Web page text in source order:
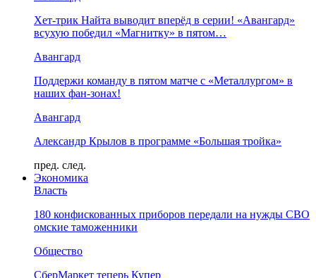
Хет-трик Найта выводит вперёд в серии! «Авангард»
всухую победил «Магнитку» в пятом…
Авангард
Поддержи команду в пятом матче с «Металлургом» в
наших фан-зонах!
Авангард
Александр Крылов в программе «Большая тройка»
пред. след.
Экономика
Власть
180 конфискованных приборов передали на нужды СВО
омские таможенники
Общество
СберМаркет теперь Купер